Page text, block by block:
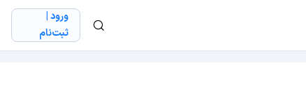
ورود |
ثبت‌نام